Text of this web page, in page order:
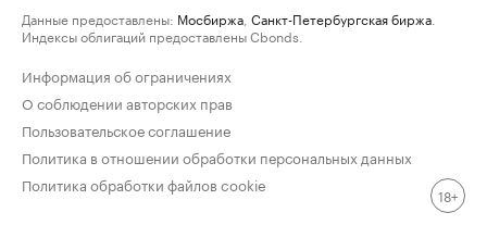
Данные предоставлены: Мосбиржа Санкт-Петербургская биржа
Индексы облигаций предоставлены Cbonds.
Информация об ограничениях
О соблюдении авторских прав
Пользовательское соглашение
Политика в отношении обработки персональных данных
Политика обработки файлов cookie
18+